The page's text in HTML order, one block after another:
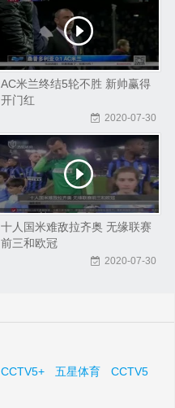
AC米兰终结5轮不胜 新帅赢得
开门红
2020-07-30
十人国米难敌拉齐奥 无缘联赛
前三和欧冠
2020-07-30
CCTV5+ 五星体育 CCTV5